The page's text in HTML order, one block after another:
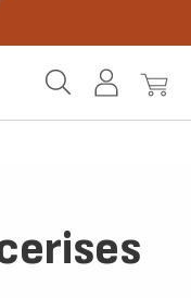
MonMon